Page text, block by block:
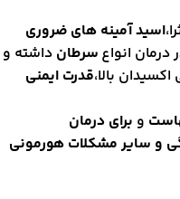
اسید آمینه های ضروری
انواع سرطانداشته و
بالا،قدرت ایمنی
وبرای درمان
و سایر مشکلات هورمونی